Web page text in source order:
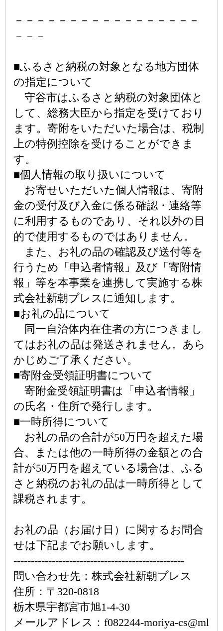
－－－－－－－－－－－－－－－－－
－－－
■ふるさと納税の対象となる地方団体
の指定について
守谷市はふるさと納税の対象団体と
して、総務大臣から指定を受けており
ます。寄附をいただいた場合は、税制
上の特例控除を受けることができま
す。
■個人情報の取り扱いについて
お寄せいただいた個人情報は、寄附
金の受付及び入金に係る確認・連絡等
に利用するものであり、それ以外の目
的で使用するものではありません。
また、お礼の品の確認及び送付等を
行うため「申込者情報」及び「寄附情
報」等を本事業を連携して実施する株
式会社新朝プレスに通知します。
■お礼の品について
同一自治体内在住者の方につきまし
てはお礼の品は発送されません。あら
かじめご了承ください。
■寄附金受領証明書について
寄附金受領証明書は「申込者情報」
の氏名・住所で発行します。
■一時所得について
お礼の品の合計が50万円を超えた場
合、または他の一時所得の金額との合
計が50万円を超えている場合は、ふる
さと納税のお礼の品は一時所得として
課税されます。
お礼の品（お届け日）に関するお問合
せは下記までお願いします。
-------------------------------------------------
問い合わせ先：株式会社新朝プレス
住所：〒320-0818
栃木県宇都宮市旭1-4-30
メールアドレス：f082244-moriya-cs@ml